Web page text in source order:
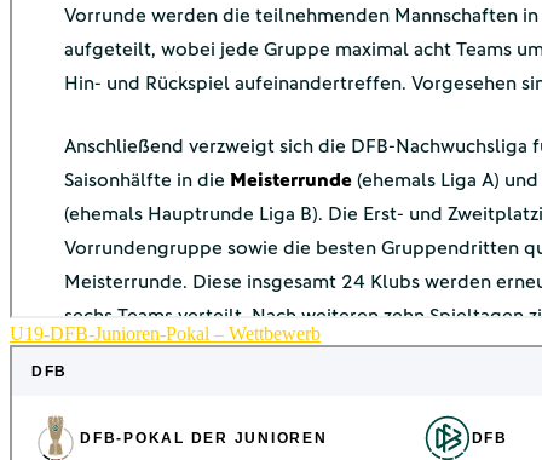
U19-DFB-Junioren-Pokal – Wettbewerb